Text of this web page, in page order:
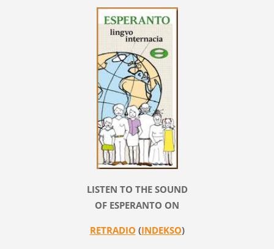
LISTEN TO THE SOUND
OF ESPERANTO ON
RETRADIO (INDEKSO)